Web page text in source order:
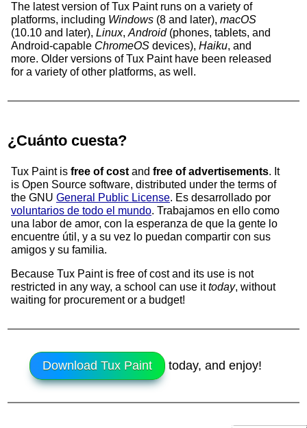
The latest version of Tux Paint runs on a variety of
platforms, including Windows (8 and later), macOS
(10.10 and later), Linux, Android(phones, tablets, and
Android-capable ChromeOS devices), Haiku, and
more. Older versions ofTux Painthave been released
for a variety of other platforms, as well.
¿Cuánto cuesta?
Tux Paint is free of cost and free of advertisements. It
is Open Source software, distributed under the terms of
the GNU General Public License. Es desarrollado por
voluntarios de todo el mundo. Trabajamos en ello como
una labor de amor, con la esperanza de que la gente lo
encuentre útil, y a su vez lo puedan compartir con sus
amigos y su familia.
Because Tux Paint is free of cost and its use is not
restricted in any way, a school can use ittoday, without
waiting for procurement or a budget!
Download Tux Paint today, and enjoy!